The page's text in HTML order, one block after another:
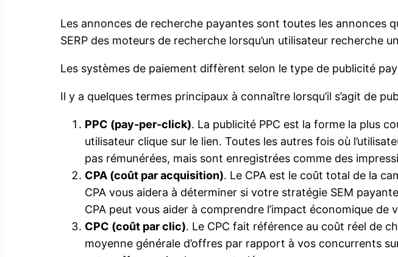
Les annonces de recherche payantes sont toutes les annonces
SERP des moteurs de recherche lorsqu’un utilisateur recherche
Les systèmes de paiement diffèrent selon le type de publicité
Il y a quelques termes principaux à connaître lorsqu’il s’agit de
PPC (pay-per-click). La publicité PPC est la forme la plus
utilisateur clique sur le lien. Toutes les autres fois où
pas rémunérées, mais sont enregistrées comme des
CPA (coût par acquisition). Le CPA est le coût total de la
CPA vous aidera à déterminer si votre stratégie SEM
CPA peut vous aider à comprendre l’impact économique
CPC (coût par clic). Le CPC fait référence au coût réel de
moyenne générale d’offres par rapport à vos concurrents